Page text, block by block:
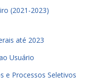
(2021-2023)
até 2023
Usuário
e Processos Seletivos